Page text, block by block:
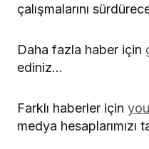
çalışmalarını
Daha fazla haber için
ediniz…
Farklı haberler için
medya hesaplarımızı